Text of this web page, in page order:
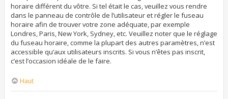
horaire différent du vôtre. Si tel était le cas, veuillez vous rendre
dans le panneau de contrôle de l’utilisateur et régler le fuseau
horaire afin de trouver votre zone adéquate, par exemple
Londres, Paris, New York, Sydney, etc. Veuillez noter que le réglage
du fuseau horaire, comme la plupart des autres paramètres, n’est
accessible qu’aux utilisateurs inscrits. Si vous n’êtes pas inscrit,
c’est l’occasion idéale de le faire.
Haut